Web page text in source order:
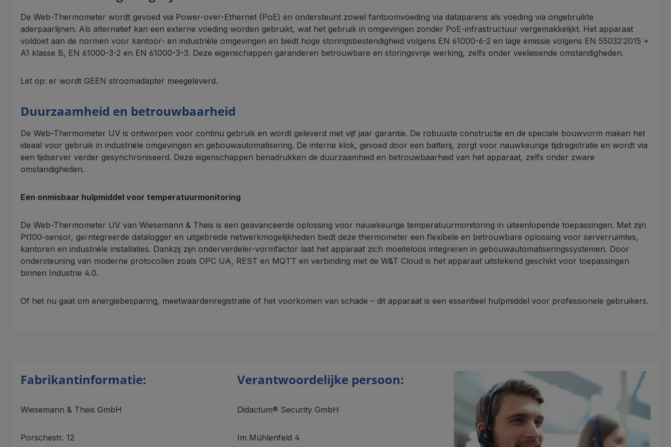
De Web-Thermometer wordt gevoed via Power-over-Ethernet (PoE) en ondersteunt zowel fantoomvoeding via dataparens als voeding via ongebruikte
aderpaarlijnen. Als alternatief kan een externe voeding worden gebruikt, wat het gebruik in omgevingen zonder PoE-infrastructuur vergemakkelijkt. Het apparaat
voldoet aan de normen voor kantoor- en industriële omgevingen en biedt hoge storingsbestendigheid volgens EN 61000-6-2 en lage emissie volgens EN 55032:2015 +
A1 klasse B, EN 61000-3-2 en EN 61000-3-3. Deze eigenschappen garanderen betrouwbare en storingsvrije werking, zelfs onder veeleisende omstandigheden.
Let op: er wordt GEEN stroomadapter meegeleverd.
Duurzaamheid en betrouwbaarheid
De Web-Thermometer UV is ontworpen voor continu gebruik en wordt geleverd met vijf jaar garantie. De robuuste constructie en de speciale bouwvorm maken het
ideaal voor gebruik in industriële omgevingen en gebouwautomatisering. De interne klok, gevoed door een batterij, zorgt voor nauwkeurige tijdregistratie en wordt via
een tijdserver verder gesynchroniseerd. Deze eigenschappen benadrukken de duurzaamheid en betrouwbaarheid van het apparaat, zelfs onder zware
omstandigheden.
Een onmisbaar hulpmiddel voor temperatuurmonitoring
De Web-Thermometer UV van Wiesemann & Theis is een geavanceerde oplossing voor nauwkeurige temperatuurmonitoring in uiteenlopende toepassingen. Met zijn
Pt100-sensor, geïntegreerde datalogger en uitgebreide netwerkmogelijkheden biedt deze thermometer een flexibele en betrouwbare oplossing voor serverruimtes,
kantoren en industriële installaties. Dankzij zijn onderverdeler-vormfactor laat het apparaat zich moeiteloos integreren in gebouwautomatiseringssystemen. Door
ondersteuning van moderne protocollen zoals OPC UA, REST en MQTT en verbinding met de W&T Cloud is het apparaat uitstekend geschikt voor toepassingen
binnen Industrie 4.0.
Of het nu gaat om energiebesparing, meetwaardenregistratie of het voorkomen van schade – dit apparaat is een essentieel hulpmiddel voor professionele gebruikers.
Fabrikantinformatie:
Wiesemann & Theis GmbH
Porschestr. 12
Verantwoordelijke persoon:
Didactum® Security GmbH
Im Mühlenfeld 4